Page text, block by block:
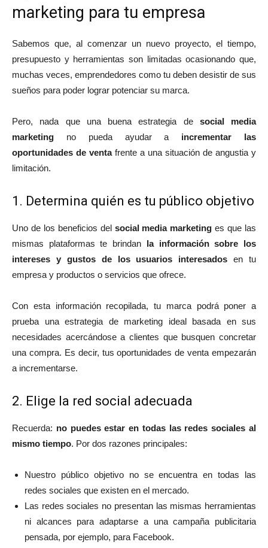
marketing para tu empresa
Sabemos que, al comenzar un nuevo proyecto, el tiempo,
presupuesto y herramientas son limitadas ocasionando que,
muchas veces, emprendedores como tu deben desistir de sus
sueños para poder lograr potenciar su marca.
Pero, nada que una buena estrategia de social media
marketing no pueda ayudar a incrementar las
oportunidades de ventafrente a una situación de angustia y
limitación.
1. Determina quién es tu público objetivo
Uno de los beneficios del social media marketing es que las
mismas plataformas te brindan la información sobre los
intereses y gustos de los usuarios interesados en tu
empresa y productos o servicios que ofrece.
Con esta información recopilada, tu marca podrá poner a
prueba una estrategia de marketing ideal basada en sus
necesidades acercándose a clientes que busquen concretar
una compra. Es decir, tus oportunidades de venta empezarán
a incrementarse.
2. Elige la red social adecuada
Recuerda: no puedes estar en todas las redes sociales al
mismo tiempo. Por dos razones principales:
Nuestro público objetivo no se encuentra en todas las
redes sociales que existen en el mercado.
Las redes sociales no presentan las mismas herramientas
ni alcances para adaptarse a una campaña publicitaria
pensada, por ejemplo, para Facebook.